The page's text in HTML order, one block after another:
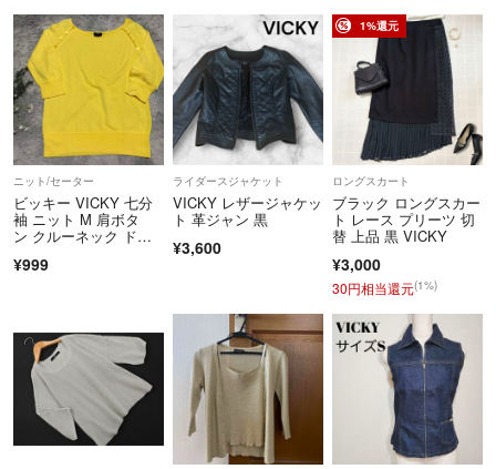
ニット/セーター
ビッキー VICKY 七分
袖 ニット M 肩ボタ
ン クルーネック ドル
¥999
ライダースジャケット
VICKY レザージャケッ
ト 革ジャン 黒
¥3,600
1%還元
ロングスカート
ブラック ロングスカー
ト レース プリーツ 切
替 上品 黒 VICKY
¥3,000
30円相当還元(1%)